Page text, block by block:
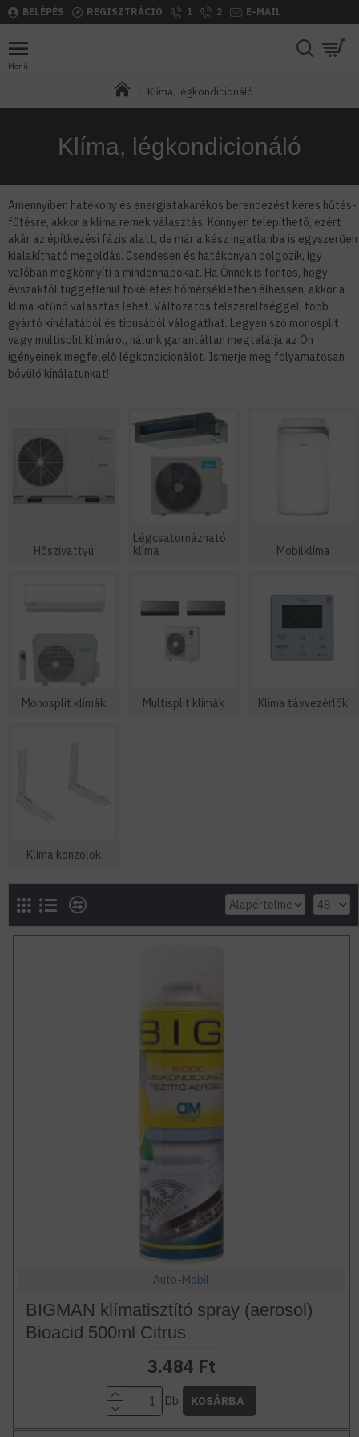
BELÉPÉS REGISZTRÁCIÓ 1 2 E-MAIL
Klíma, légkondicionáló
Klíma, légkondicionáló
Amennyiben hatékony és energiatakarékos berendezést keres hűtés-
fűtésre, akkor a klíma remek választás. Könnyen telepíthető, ezért
akár az építkezési fázis alatt, de már a kész ingatlanba is egyszerűen
kialakítható megoldás. Csendesen és hatékonyan dolgozik, így
valóban megkönnyíti a mindennapokat. Ha Önnek is fontos, hogy
évszaktól függetlenül tökéletes hőmérsékletben élhessen, akkor a
klíma kitűnő választás lehet. Változatos felszereltséggel, több
gyártó kínálatából és típusából válogathat. Legyen szó monosplit
vagy multisplit klímáról, nálunk garantáltan megtalálja az Ön
igényeinek megfelelő légkondicionálót. Ismerje meg folyamatosan
bővülő kínálatunkat!
Hőszivattyú
Légcsatornázható
klíma
Mobilklíma
Monosplit klímák Multisplit klímák Klíma távvezérlők
Klíma konzolok
Auto-Mobil
BIGMAN klímatisztító spray (aerosol)
Bioacid 500ml Citrus
3.484 Ft
Db KOSÁRBA